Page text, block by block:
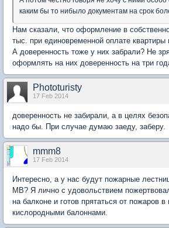
каким бы то нибыло документам на срок
Нам сказали, что оформление в
тыс. при единовременной оплате квартиры
А доверенность тоже у них забрали? Не
оформлять на них доверенность на три
Phototuristy
17 Feb 2014
доверенность не забирали, а в целях
надо бы. При случае думаю заеду, заберу.
mmm8
17 Feb 2014
Интересно, а у нас будут пожарные
МВ? Я лично с удовольствием
на балконе и готов прятаться от пожаров в
кислородными балоннами.